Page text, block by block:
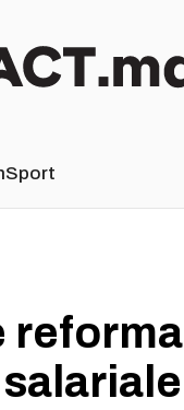
Sport
reforma